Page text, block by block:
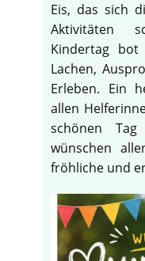
Eis, das sich
Aktivitäten
Kindertag bot
Lachen,
Erleben. Ein
allen
schönen
wünschen
fröhliche und